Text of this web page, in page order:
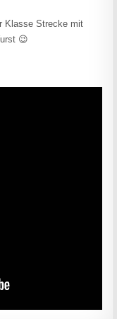
Klasse Strecke mit
😉